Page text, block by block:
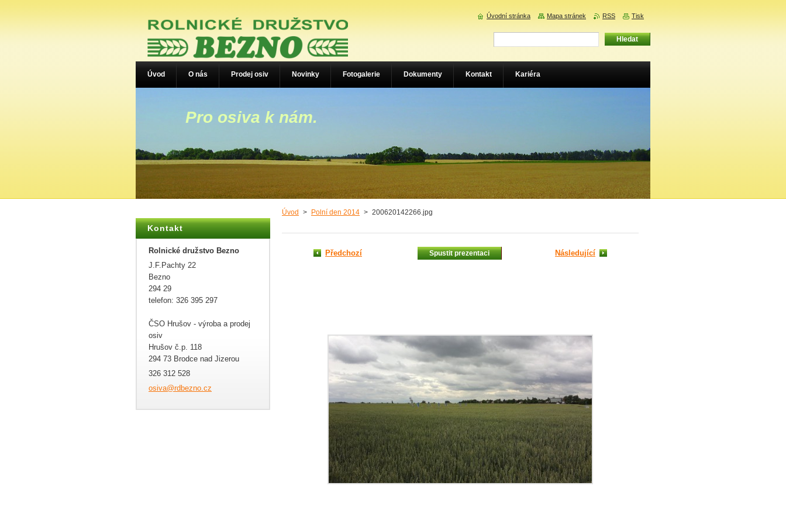
Pro osiva k nám.
Úvod > Polní den 2014 > 200620142266.jpg
Předchozí Spustit prezentaci Následující
Kontakt
Rolnické družstvo Bezno
J.F.Pachty 22
Bezno
294 29
telefon: 326 395 297
ČSO Hrušov - výroba a prodej
osiv
Hrušov č.p. 118
294 73 Brodce nad Jizerou
326 312 528
osiva@rd bezno.cz
Úvod O nás Prodej osiv Novinky Fotogalerie Dokumenty Kontakt Kariéra
Úvodní stránka Mapa stránek RSS Tisk